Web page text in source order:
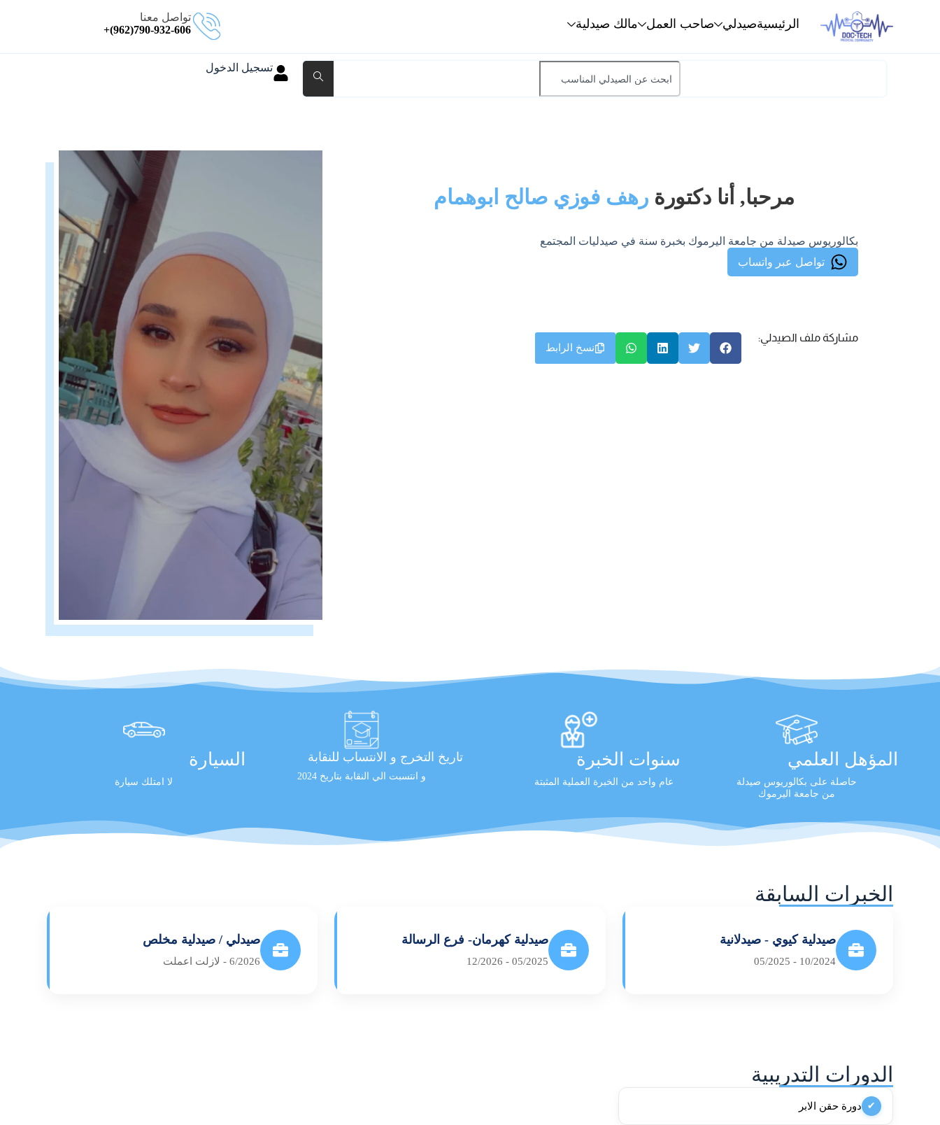
الرئيسيةصيدلي صاحب العمل مالك صيدلية
تواصل معنا
790-932-606(962)+
تسجيل الدخول
مرحبا, أنا دكتورة رهف فوزي صالح ابوهمام
بكالوريوس صيدلة من جامعة اليرموك بخبرة سنة في صيدليات المجتمع
تواصل عبر واتساب
مشاركة ملف الصيدلي:
نسخ الرابط
المؤهل العلمي
حاصلة على بكالوريوس صيدلة
من جامعة اليرموك
سنوات الخبرة
عام واحد من الخبرة العملية المثبتة
تاريخ التخرج و الانتساب للنقابة
و انتسبت الي النقابة بتاريخ 2024
السيارة
لا امتلك سيارة
الخبرات السابقة
صيدلية كيوي - صيدلانية
10/2024 - 05/2025
صيدلية كهرمان- فرع الرسالة
05/2025 - 12/2026
صيدلي / صيدلية مخلص
6/2026 - لازلت اعملت
الدورات التدريبية
✔ دورة حقن الابر